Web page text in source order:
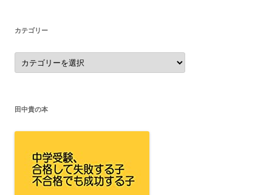
カテゴリー
カ
テ
ゴ
田中貴の本